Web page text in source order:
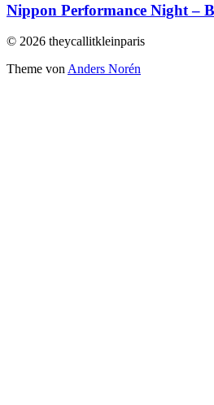
Nippon Performance Night –
© 2026 theycallitkleinparis
Theme vonAnders Norén